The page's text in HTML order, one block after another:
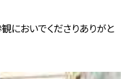
においでくださりありがと